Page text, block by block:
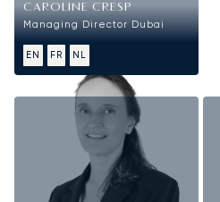
CAROLINE CRESP
Managing Director Dubai
EN FR NL